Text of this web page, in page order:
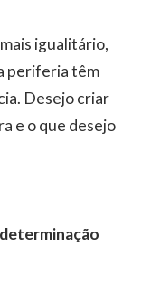
igualitário,
periferia têm
Desejo criar
e o que desejo